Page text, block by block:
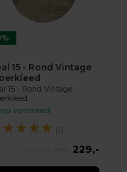
15 - Rond Vintage
15 - Rond Vintage
voorraad
★★★★ (1)
229,-